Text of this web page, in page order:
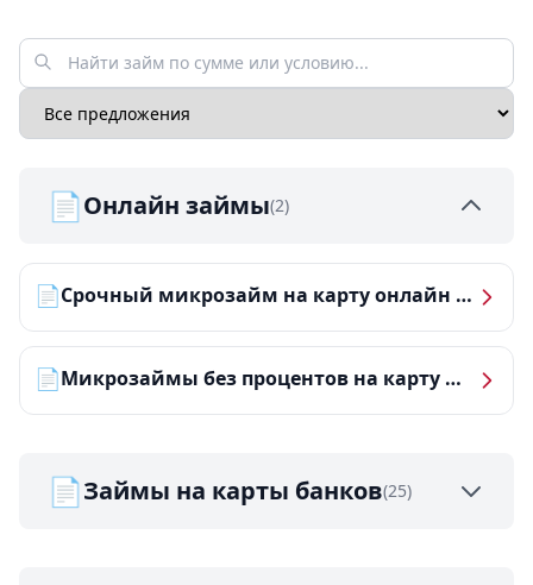
📄Онлайн займы(2)
📄 Срочный микрозайм на карту онлайн — получить деньги за 5 минут
📄 Микрозаймы без процентов на карту — ТОП-10 за 2026 год
📄Займы на карты банков(25)